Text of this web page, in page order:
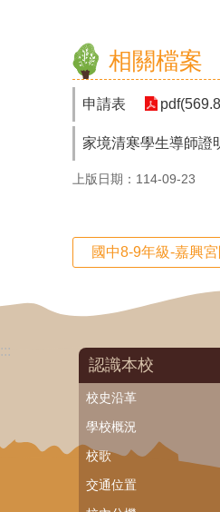
相關檔案
申請表
家境清寒學生導師證
上版日期：114-09-23
國中8-9年級-嘉興
:::
認識本校
校史沿革
學校概況
校歌
交通位置